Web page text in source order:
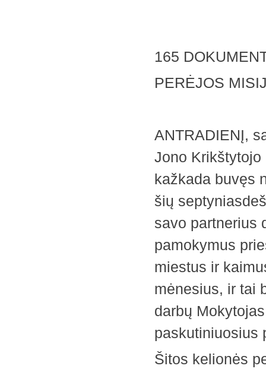
165
PERĖJOS
ANTRADIENĮ,
Jono
kažkada buvęs
šių
savo partnerius
pamokymus
miestus ir
mėnesius, ir tai
darbų
paskutiniuosius
Šitos kelionės